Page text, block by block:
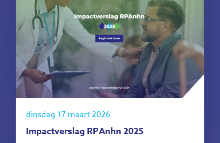
dinsdag 17 maart 2026
Impactverslag RPAnhn 2025